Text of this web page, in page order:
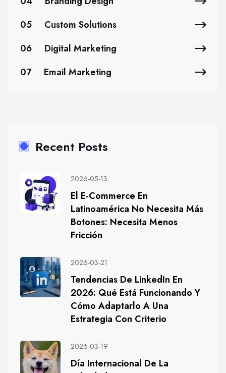
05
Custom Solutions
06
Digital Marketing
07
Email Marketing
Recent Posts
2026-05-13
El E-Commerce En
Latinoamérica No Necesita Más
Botones: Necesita Menos
Fricción
2026-03-21
Tendencias De LinkedIn En
2026: Qué Está Funcionando Y
Cómo Adaptarlo A Una
Estrategia Con Criterio
2026-03-19
Día Internacional De La